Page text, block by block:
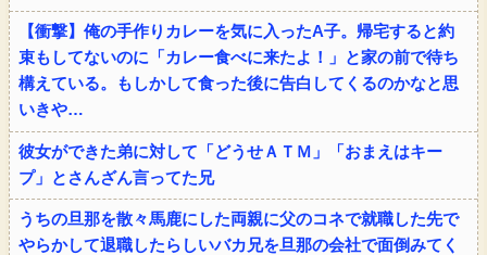
【衝撃】俺の手作りカレーを気に入ったA子。帰宅すると約
束もしてないのに「カレー食べに来たよ！」と家の前で待ち
構えている。もしかして食った後に告白してくるのかなと思
いきや…
彼女ができた弟に対して「どうせＡＴＭ」「おまえはキー
プ」とさんざん言ってた兄
うちの旦那を散々馬鹿にした両親に父のコネで就職した先で
やらかして退職したらしいバカ兄を旦那の会社で面倒みてく